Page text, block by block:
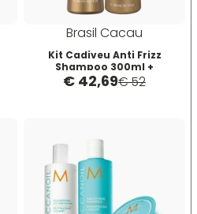
T-U-V
Brasil Cacau
Kit Cadiveu Anti Frizz
Shampoo 300ml +
Conditioner 300ml
€ 42,69€ 52